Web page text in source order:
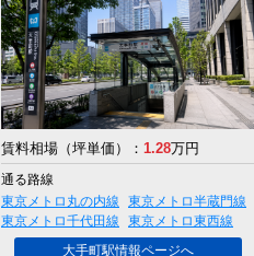
賃料相場（坪単価）： 1.28万円
通る路線
東京メトロ丸の内線
東京メトロ半蔵門線
東京メトロ千代田線
東京メトロ東西線
大手町駅情報ページへ